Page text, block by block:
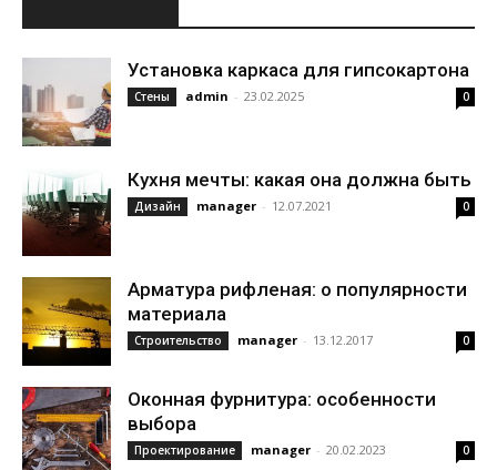
Установка каркаса для гипсокартона
Стены admin - 23.02.2025 0
Кухня мечты: какая она должна быть
Дизайн manager - 12.07.2021 0
Арматура рифленая: о популярности
материала
Строительство manager - 13.12.2017 0
Оконная фурнитура: особенности
выбора
Проектирование manager - 20.02.2023 0